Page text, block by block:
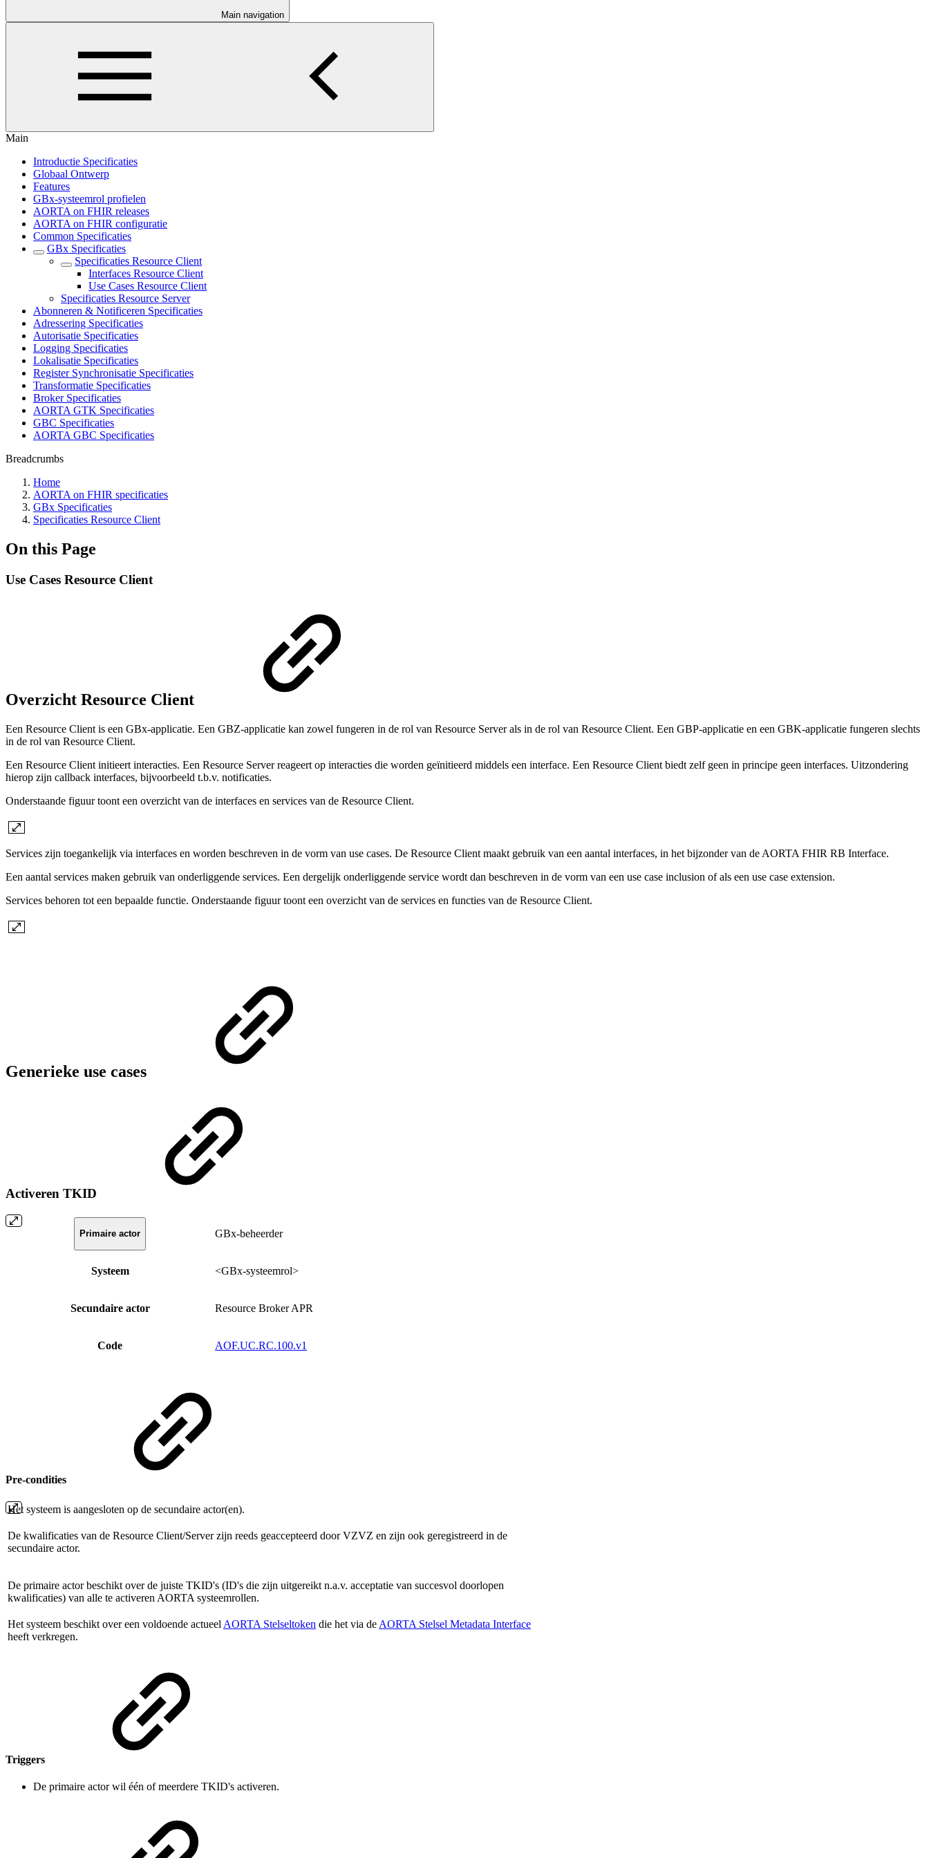
Main navigation
Main
Introductie Specificaties
Globaal Ontwerp
Features
GBx-systeemrol profielen
AORTA on FHIR releases
AORTA on FHIR configuratie
Common Specificaties
GBx Specificaties
Specificaties Resource Client
Interfaces Resource Client
Use Cases Resource Client
Specificaties Resource Server
Abonneren & Notificeren Specificaties
Adressering Specificaties
Autorisatie Specificaties
Logging Specificaties
Lokalisatie Specificaties
Register Synchronisatie Specificaties
Transformatie Specificaties
Broker Specificaties
AORTA GTK Specificaties
GBC Specificaties
AORTA GBC Specificaties
Breadcrumbs
Home
AORTA on FHIR specificaties
GBx Specificaties
Specificaties Resource Client
On this Page
Use Cases Resource Client
Overzicht Resource Client
Een Resource Client is een GBx-applicatie. Een GBZ-applicatie kan zowel fungeren in de rol van Resource Server als in de rol van Resource Client. Een GBP-applicatie en een GBK-applicatie fungeren slechts
in de rol van Resource Client.
Een Resource Client initieert interacties. Een Resource Server reageert op interacties die worden geïnitieerd middels een interface. Een Resource Client biedt zelf geen in principe geen interfaces. Uitzondering
hierop zijn callback interfaces, bijvoorbeeld t.b.v. notificaties.
Onderstaande figuur toont een overzicht van de interfaces en services van de Resource Client.
Services zijn toegankelijk via interfaces en worden beschreven in de vorm van use cases. De Resource Client maakt gebruik van een aantal interfaces, in het bijzonder van de AORTA FHIR RB Interface.
Een aantal services maken gebruik van onderliggende services. Een dergelijk onderliggende service wordt dan beschreven in de vorm van een use case inclusion of als een use case extension.
Services behoren tot een bepaalde functie. Onderstaande figuur toont een overzicht van de services en functies van de Resource Client.
Generieke use cases
Activeren TKID
Primaire actor GBx-beheerder
Systeem <GBx-systeemrol>
Secundaire actor Resource Broker APR
Code AOF.UC.RC.100.v1
Pre-condities
Het systeem is aangesloten op de secundaire actor(en).
De kwalificaties van de Resource Client/Server zijn reeds geaccepteerd door VZVZ en zijn ook geregistreerd in de
secundaire actor.
De primaire actor beschikt over de juiste TKID's (ID's die zijn uitgereikt n.a.v. acceptatie van succesvol doorlopen
kwalificaties) van alle te activeren AORTA systeemrollen.
Het systeem beschikt over een voldoende actueel AORTA Stelseltoken die het via de AORTA Stelsel Metadata Interface
heeft verkregen.
Triggers
De primaire actor wil één of meerdere TKID's activeren.